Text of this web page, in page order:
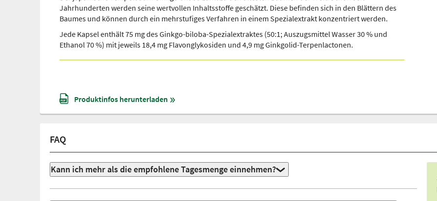
Jahrhunderten werden seine wertvollen Inhaltsstoffe geschätzt. Diese befinden sich in den Blättern des
Baumes und können durch ein mehrstufiges Verfahren in einem Spezialextrakt konzentriert werden.
Jede Kapsel enthält 75 mg des Ginkgo-biloba-Spezialextraktes (50:1; Auszugsmittel Wasser 30 % und
Ethanol 70 %) mit jeweils 18,4 mg Flavonglykosiden und 4,9 mg Ginkgolid-Terpenlactonen.
Dieses Video ist im erweiterten Datenschutzmodus
eingebunden. Mit Klick auf den Wiedergabe-
Button erteilen Sie Ihre Einwilligung darin, dass
Verwendung durch Youtubefinden Sie hier.
Produktinfos herunterladen
FAQ
Kann ich mehr als die empfohlene Tagesmenge einnehmen?